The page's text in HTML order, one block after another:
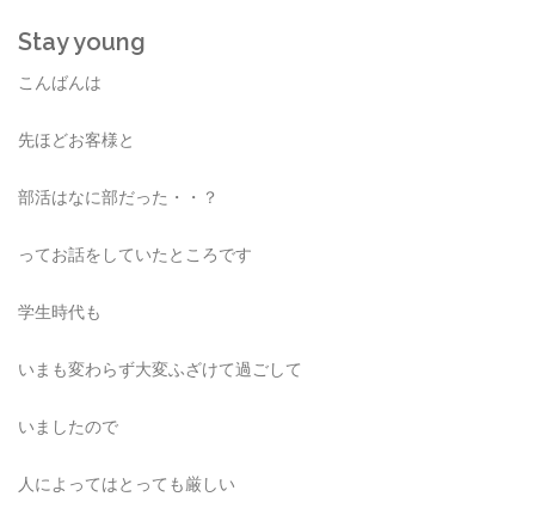
Stay young
こんばんは
先ほどお客様と
部活はなに部だった・・？
ってお話をしていたところです
学生時代も
いまも変わらず大変ふざけて過ごして
いましたので
人によってはとっても厳しい